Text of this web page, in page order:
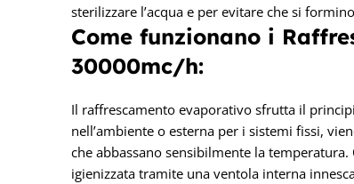
sterilizzare l’acqua e per evitare che si
Come funzionano i
30000mc/h:
Il raffrescamento evaporativo sfrutta il
nell’ambiente o esterna per i sistemi fissi,
che abbassano sensibilmente la
igienizzata tramite una ventola interna